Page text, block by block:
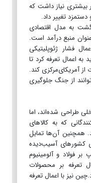
بیشتری نیاز داشت که
تغییر داد.
به مدل اقتصادی
منبع درآمد است.
فشار ژئوپلیتیکی
را تهدید به اعمال تعرفه کرد تا
آمریکای‌مرکزی کند.
از جنگ جلوگیری
طراحی شده‌اند، اما
که به کالاهای
همچنین آن‌ها تمایل
کشورهای آسیب‌دیده
فولاد و آلومینیوم
تعرفه بر محصولات
نیز با اعمال تعرفه